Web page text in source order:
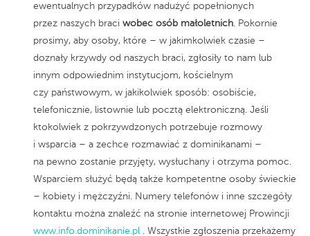
ewentualnych przypadków nadużyć popełnionych
przez naszych braci wobec osób małoletnich. Pokornie
prosimy, aby osoby, które – w jakimkolwiek czasie –
doznały krzywdy od naszych braci, zgłosiły to nam lub
innym odpowiednim instytucjom, kościelnym
czy państwowym, w jakikolwiek sposób: osobiście,
telefonicznie, listownie lub pocztą elektroniczną. Jeśli
ktokolwiek z pokrzywdzonych potrzebuje rozmowy
i wsparcia – a zechce rozmawiać z dominikanami –
na pewno zostanie przyjęty, wysłuchany i otrzyma pomoc.
Wsparciem służyć będą także kompetentne osoby świeckie
– kobiety i mężczyźni. Numery telefonów i inne szczegóły
kontaktu można znaleźć na stronie internetowej Prowincji
www.info.dominikanie.pl . Wszystkie zgłoszenia przekażemy